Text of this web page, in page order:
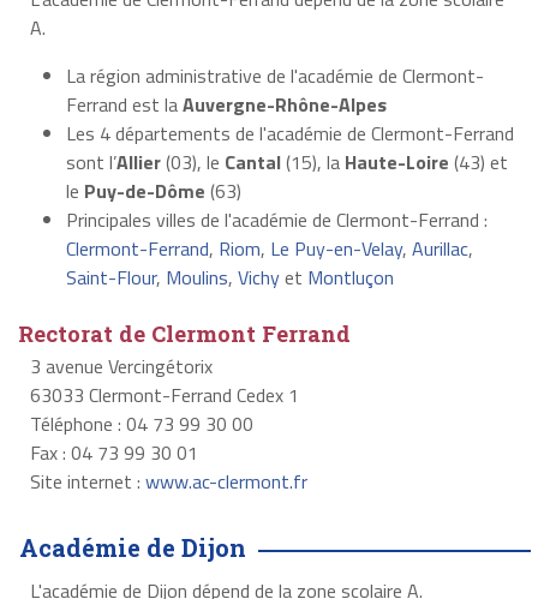
A.
La région administrative de l'académie de Clermont-
Ferrand est laAuvergne-Rhône-Alpes
Les 4 départements de l'académie de Clermont-Ferrand
sont l’Allier(03), le Cantal(15), la Haute-Loire (43) et
le Puy-de-Dôme (63)
Principales villes de l'académie de Clermont-Ferrand :
Clermont-Ferrand, Riom, Le Puy-en-Velay, Aurillac,
Saint-Flour, Moulins, Vichyet Montluçon
Rectorat de Clermont Ferrand
3 avenue Vercingétorix
63033 Clermont-Ferrand Cedex 1
Téléphone : 04 73 99 30 00
Fax : 04 73 99 30 01
Site internet : www.ac-clermont.fr
Académie de Dijon
L'académie de Dijon dépend de la zone scolaire A.